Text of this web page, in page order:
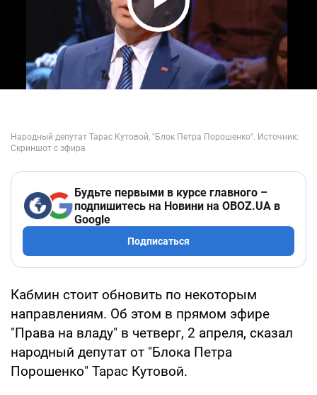
Play Video
Будьте первыми в курсе главного –
подпишитесь на Новини на OBOZ.UA в
Google
Подписаться
Кабмин стоит обновить по некоторым
направлениям. Об этом в прямом эфире
"Права на владу" в четверг, 2 апреля, сказал
народный депутат от "Блока Петра
Порошенко" Тарас Кутовой.